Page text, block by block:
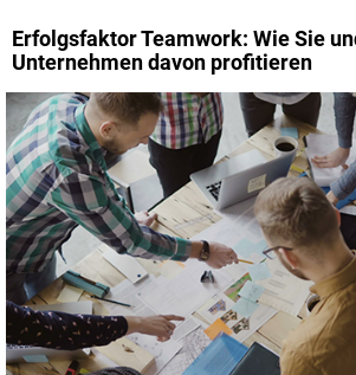
Erfolgsfaktor Teamwork: Wie Sie
Unternehmen davon profitieren